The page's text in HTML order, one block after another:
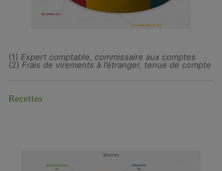
(1) Expert comptable, commissaire aux comptes
(2) Frais de virements à l’étranger, tenue de compte
Recettes